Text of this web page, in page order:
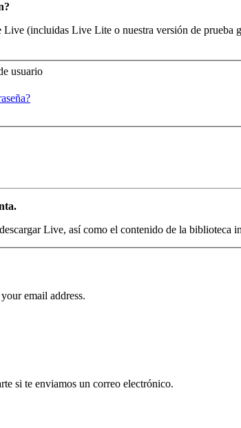
(incluidas Live Lite o nuestra versión de prueba
usuario
Live, así como el contenido de la biblioteca
email address.
si te enviamos un correo electrónico.